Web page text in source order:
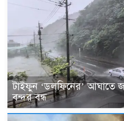
টাইফুন ‘ডলফিনের’ আঘাতে
বন্দর বন্ধ